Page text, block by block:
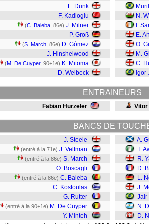
L. Dunk
F. Kadioglu
(C. Baleba , 86e) J. Milner
P. Groß
(S. March , 86e) D. Gómez
J. Hinshelwood
(M. De Cuyper, 90+1e) K. Mitoma
D. Welbeck
N.
I.
E.
O.
M.
C.
Igor
ENTRAINEURS
Fabian Hurzeler Vitor
BANCS DE
J. Steele
(entré à la 71e) J. Veltman
(entré à la 86e) S. March
O. Boscagli
(entré à la 86e) C. Baleba
C. Kostoulas
G. Rutter
(entré à la 90+1e) M. De Cuyper
Y. Minteh
A.
T.
R.
D.
L.
J.
Jair
N.
D.